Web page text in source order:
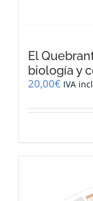
El
biología y
20,00€ IVA